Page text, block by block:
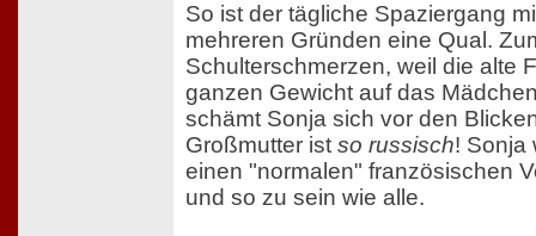
So ist der tägliche Spaziergang
mehreren Gründen eine Qual.
Schulterschmerzen, weil die alte
ganzen Gewicht auf das
schämt Sonja sich vor den
Großmutter ist so russisch! Sonja
einen "normalen" französischen
und so zu sein wie alle.